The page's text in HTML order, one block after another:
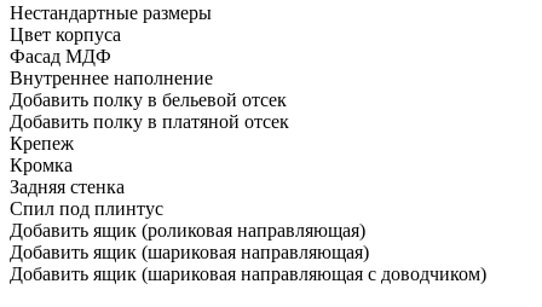
Нестандартные размеры
Цвет корпуса
Фасад МДФ
Внутреннее наполнение
Добавить полку в бельевой отсек
Добавить полку в платяной отсек
Крепеж
Кромка
Задняя стенка
Спил под плинтус
Добавить ящик (роликовая направляющая)
Добавить ящик (шариковая направляющая)
Добавить ящик (шариковая направляющая с доводчиком)